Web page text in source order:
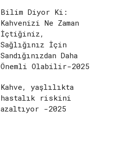
Bilim Diyor Ki:
Kahvenizi Ne Zaman
İçtiğiniz,
Sağlığınız İçin
Sandığınızdan Daha
Önemli Olabilir-2025
Kahve, yaşlılıkta
hastalık riskini
azaltıyor -2025